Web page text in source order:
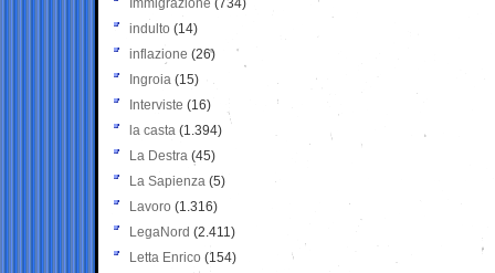
Immigrazione (734)
indulto (14)
inflazione (26)
Ingroia (15)
Interviste (16)
la casta (1.394)
La Destra (45)
La Sapienza (5)
Lavoro (1.316)
LegaNord (2.411)
Letta Enrico (154)